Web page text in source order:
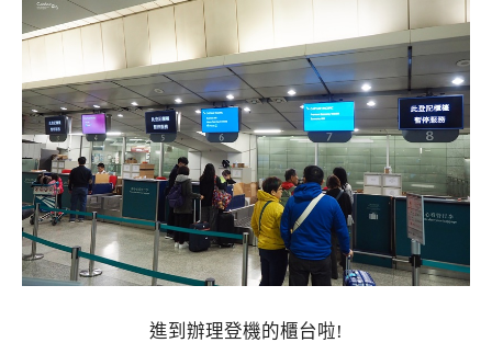
進到辦理登機的櫃台啦!